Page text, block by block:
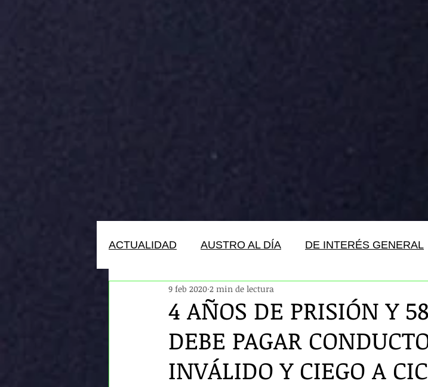
ACTUALIDAD AUSTRO AL DÍA DE INTERÉS GENERAL
HUMANOS DEL ECUADOR
4 AÑOS DE PRISIÓN Y
DEBE PAGAR
INVÁLIDO Y CIEGO A
9 feb 2020 2 min de lectura